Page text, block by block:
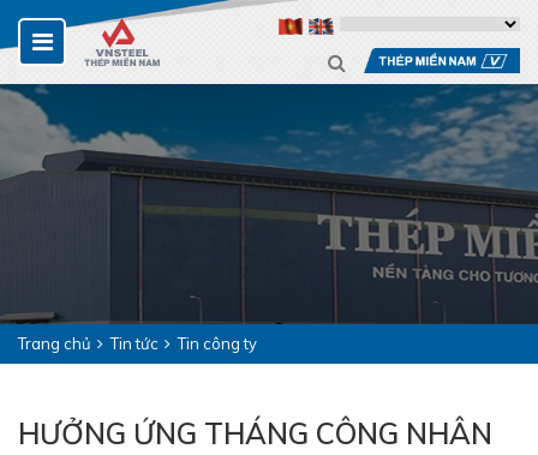
Trang chủ Tin tức Tin công ty
HƯỞNG ỨNG THÁNG CÔNG NHÂN